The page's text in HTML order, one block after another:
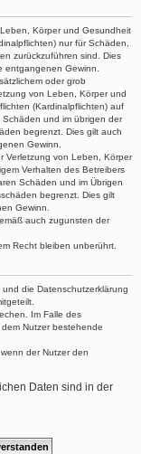
Körper und Gesundheit
nur für Schäden,
zurückzuführen sind. Dies
entgangenen Gewinn.
oder grob
von Leben, Körper und
(Kardinalpflichten) auf
Schäden und im übrigen der
begrenzt. Dies gilt auch
Gewinn.
Verletzung von Leben, Körper
Verhalten des Betreibers
Schäden und im Übrigen
begrenzt. Dies gilt
Gewinn.
auch zugunsten der
Recht bleiben unberührt.
die Datenschutzerklärung
Im Falle des
Nutzer bestehende
der Nutzer den
Daten sind in der